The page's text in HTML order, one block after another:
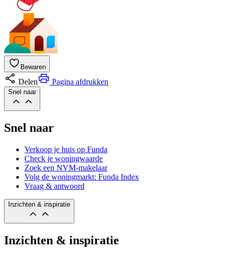
Bewaren
Delen Pagina afdrukken
Snel naar
Snel naar
Verkoop je huis op Funda
Check je woningwaarde
Zoek een NVM-makelaar
Volg de woningmarkt: Funda Index
Vraag & antwoord
Inzichten & inspiratie
Inzichten & inspiratie